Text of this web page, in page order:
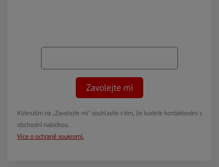
Zavolejte mi
Kliknutím na „Zavolejte mi“ souhlasíte s tím, že budete kontaktováni s
obchodní nabídkou.
Více o ochraně soukromí.